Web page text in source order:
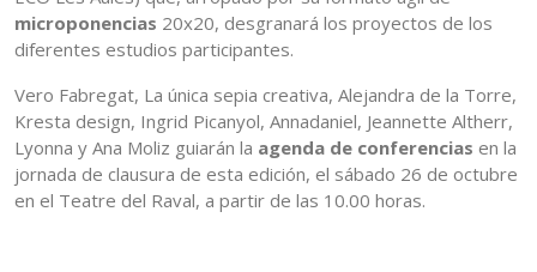
microponencias 20x20, desgranará los proyectos de los
diferentes estudios participantes.
Vero Fabregat, La única sepia creativa, Alejandra de la Torre,
Kresta design, Ingrid Picanyol, Annadaniel, Jeannette Altherr,
Lyonna y Ana Moliz guiarán la agenda de conferencias en la
jornada de clausura de esta edición, el sábado 26 de octubre
en el Teatre del Raval, a partir de las 10.00 horas.